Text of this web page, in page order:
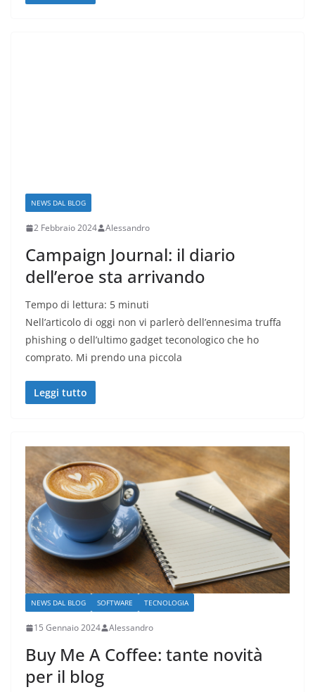
NEWS DAL BLOG
2 Febbraio 2024 Alessandro
Campaign Journal: il diario
dell’eroe sta arrivando
Tempo di lettura: 5 minuti
Nell’articolo di oggi non vi parlerò dell’ennesima truffa
phishing o dell’ultimo gadget teconologico che ho
comprato. Mi prendo una piccola
Leggi tutto
NEWS DAL BLOG SOFTWARE TECNOLOGIA
15 Gennaio 2024 Alessandro
Buy Me A Coffee: tante novità
per il blog